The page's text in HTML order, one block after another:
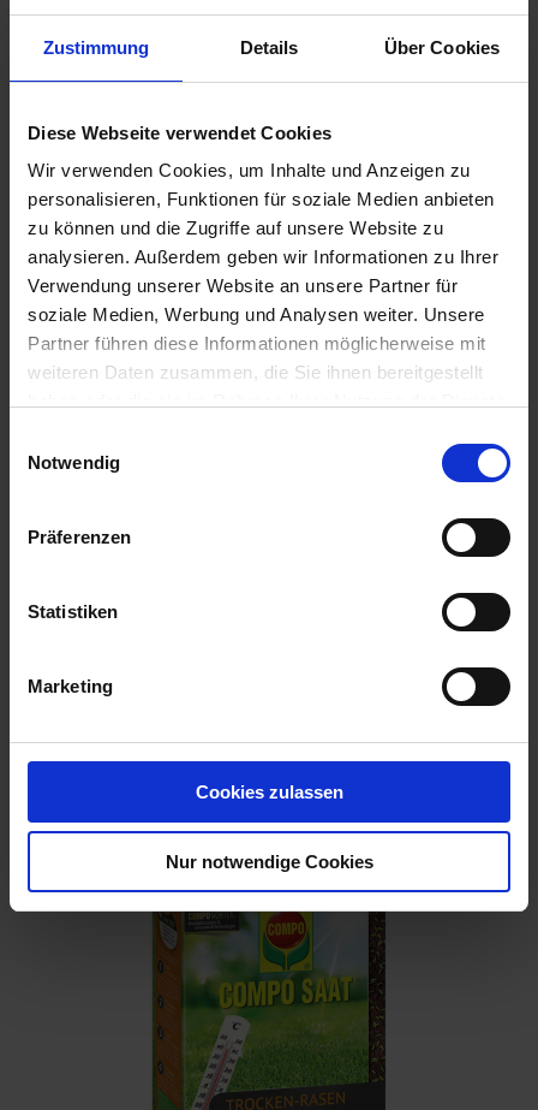
Zustimmung Details Über Cookies
Diese Webseite verwendet Cookies
Wir verwenden Cookies, um Inhalte und Anzeigen zu
personalisieren, Funktionen für soziale Medien anbieten
zu können und die Zugriffe auf unsere Website zu
analysieren. Außerdem geben wir Informationen zu Ihrer
Verwendung unserer Website an unsere Partner für
soziale Medien, Werbung und Analysen weiter. Unsere
Partner führen diese Informationen möglicherweise mit
weiteren Daten zusammen, die Sie ihnen bereitgestellt
Notwendig
Präferenzen
Statistiken
Marketing
Cookies zulassen
Nur notwendige Cookies
Artikel-Nr.: 7001574-02-cfg
Ähnliche Produkte
Kiep. Trockenrasen 1 kg
Artikel-Nr.: 7004484-01